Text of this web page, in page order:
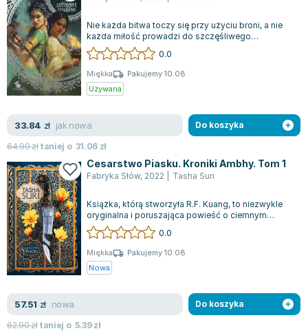
Książki o naukach politycznych dla studentów
Książki do nauk przyrodniczych dla studentów
Książki do nauk społecznych dla studentów
Książki do nauk ścisłych dla studentów
Prawo - książki dla studentów
Zarządzanie i marketing - książki
Nauka języków obcych - książki
Podręczniki dla nauczycieli - metodyka
Repetytoria, testy i materiały pomocnicze
Bolesław Prus
Clive Cussler
Wanda Chotomska
Józef Ignacy Kraszewski
Clive Staples Lewis
Melissa De la Cruz
Blanka Lipińska
Jaś Kapela
Agatha Christie
Witold Gadowski
Jan Pietrzak
Marcin Kowalczyk
Piotr Zychowicz
Joanna Jabłczyńska
Jan Piński
Zygmunt Freud
Nie każda bitwa toczy się przy użyciu broni, a nie
każda miłość prowadzi do szczęśliwego
zakończenia. Cesarzowa Ognia i kapłanka W...
0.0
Miękka
Pakujemy 10.08
Używana
33.84 zł jak nowa
64.90złtaniej o 31.06 zł
Do koszyka
Cesarstwo Piasku. Kroniki Ambhy. Tom 1
Fabryka Słów, 2022 Tasha Suri
Książka, którą stworzyła R.F. Kuang, to niezwykle
oryginalna i poruszająca powieść o ciemnym
klimacie. Mehr to postać o złożonej t...
0.0
Miękka
Pakujemy 10.08
Nowa
57.51 zł nowa
62.90złtaniej o 5.39zł
Do koszyka